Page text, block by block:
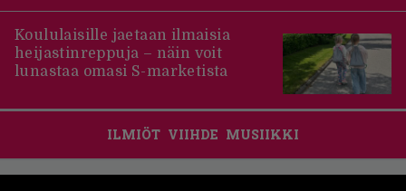
Koululaisille jaetaan ilmaisia
heijastinreppuja – näin voit
lunastaa omasi S-marketista
ILMIÖT VIIHDE MUSIIKKI